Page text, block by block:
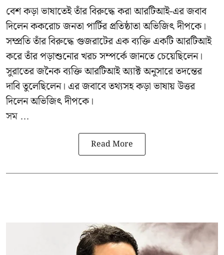
বেশ কড়া ভাষাতেই তাঁর বিরুদ্ধে করা আরটিআই-এর জবাব
দিলেন ককরোচ জনতা পার্টির প্রতিষ্ঠাতাঅভিজিৎ দীপকে।
সম্প্রতি তাঁর বিরুদ্ধে গুজরাটের এক ব্যক্তি একটি আরটিআই
করে তাঁর পড়াশুনোর খরচ সম্পর্কে জানতে চেয়েছিলেন।
সুরাতের জনৈক ব্যক্তি আরটিআই অ্যাক্ট অনুসারে তদন্তের
দাবি তুলেছিলেন। এর জবাবে তথ্যসহ কড়া ভাষায় উত্তর
দিলেন অভিজিৎ দীপকে।
সম ...
Read More